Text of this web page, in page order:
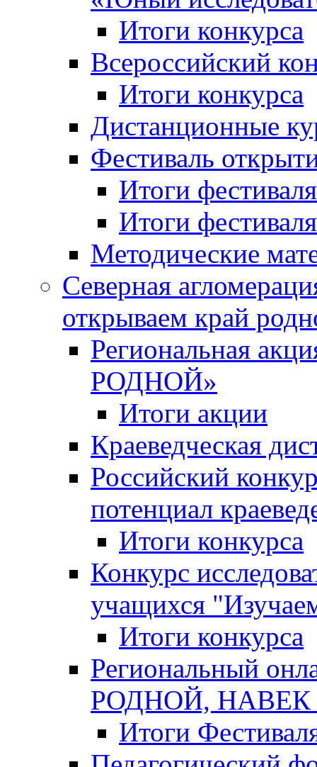
Итоги конкурса
Всероссийский
Итоги конкурса
Дистанционные
Фестиваль
Итоги
Итоги
Методические
Северная
открываем край
Региональная
РОДНОЙ»
Итоги акции
Краеведческая
Российский
потенциал
Итоги конкурса
Конкурс
учащихся
Итоги конкурса
Региональный
РОДНОЙ,
Итоги